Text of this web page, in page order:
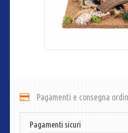
Pagamenti e consegna
Pagamenti sicuri